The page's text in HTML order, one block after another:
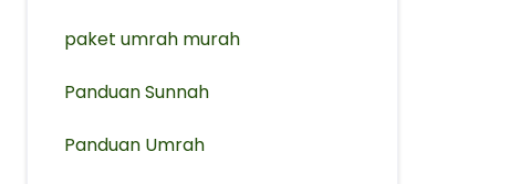
paket umrah murah
Panduan Sunnah
Panduan Umrah